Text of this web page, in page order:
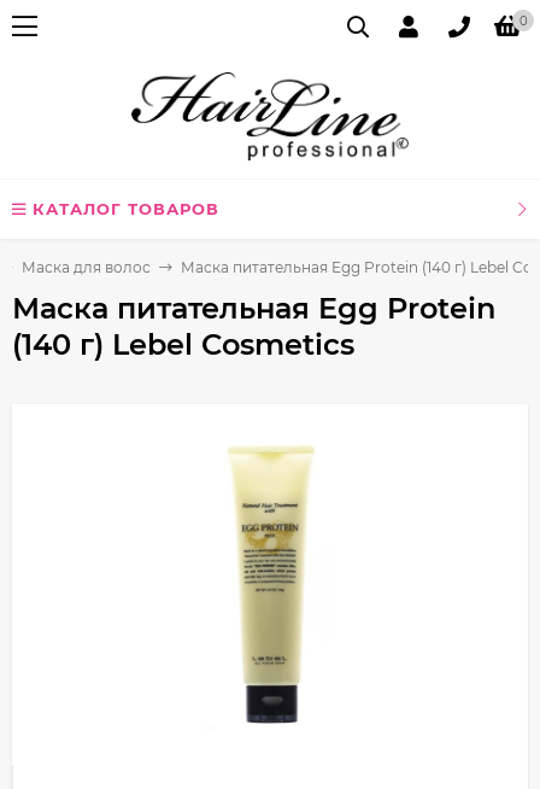
0
КАТАЛОГ ТОВАРОВ
Маска для волос Маска питательная Egg Protein (140 г) Lebel
Маска питательная Egg Protein
(140 г) Lebel Cosmetics